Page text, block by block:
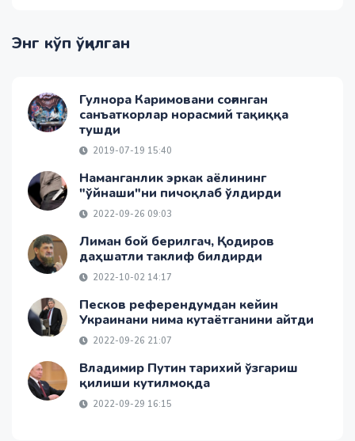
Энг кўп ўқилган
Гулнора Каримовани соғинган
санъаткорлар норасмий тақиққа
тушди
2019-07-19 15:40
Наманганлик эркак аёлининг
"ўйнаши"ни пичоқлаб ўлдирди
2022-09-26 09:03
Лиман бой берилгач, Қодиров
даҳшатли таклиф билдирди
2022-10-02 14:17
Песков референдумдан кейин
Украинани нима кутаётганини айтди
2022-09-26 21:07
Владимир Путин тарихий ўзгариш
қилиши кутилмоқда
2022-09-29 16:15